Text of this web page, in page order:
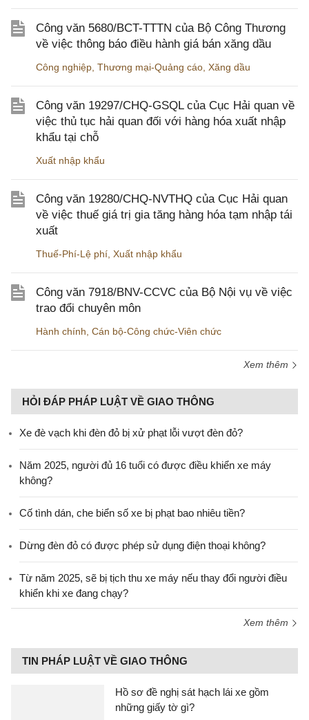
Công văn 5680/BCT-TTTN của Bộ Công Thương
về việc thông báo điều hành giá bán xăng dầu
Công nghiệp Thương mại-Quảng cáo Xăng dầu
Công văn 19297/CHQ-GSQL của Cục Hải quan về
việc thủ tục hải quan đối với hàng hóa xuất nhập
khẩu tại chỗ
Xuất nhập khẩu
Công văn 19280/CHQ-NVTHQ của Cục Hải quan
về việc thuế giá trị gia tăng hàng hóa tạm nhập tái
xuất
Thuế-Phí-Lệ phí Xuất nhập khẩu
Công văn 7918/BNV-CCVC của Bộ Nội vụ về việc
trao đổi chuyên môn
Hành chính Cán bộ-Công chức-Viên chức
Xem thêm
HỎI ĐÁP PHÁP LUẬT VỀ GIAO THÔNG
Xe đè vạch khi đèn đỏ bị xử phạt lỗi vượt đèn đỏ?
Năm 2025, người đủ 16 tuổi có được điều khiển xe máy
không?
Cố tình dán, che biển số xe bị phạt bao nhiêu tiền?
Dừng đèn đỏ có được phép sử dụng điện thoại không?
Từ năm 2025, sẽ bị tịch thu xe máy nếu thay đổi người điều
khiển khi xe đang chạy?
Xem thêm
TIN PHÁP LUẬT VỀ GIAO THÔNG
Hồ sơ đề nghị sát hạch lái xe gồm
những giấy tờ gì?